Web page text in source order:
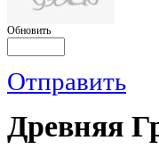
Обновить
Отправить
Древняя